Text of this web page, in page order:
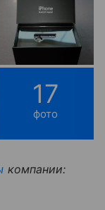
17
фото
компании: